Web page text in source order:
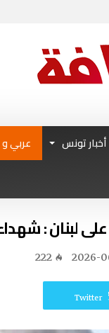
أخبار تونس عربي
لبنان :
2026-
222
Twitter